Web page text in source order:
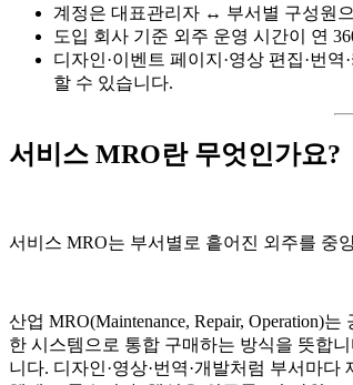
계정은 대표관리자 ↔ 부서별 구성원
도입 회사 기준 외주 운영 시간이 연
디자인·이벤트 페이지·영상 편집·번
할 수 있습니다.
서비스 MRO란 무엇인가요?
서비스 MRO는 부서별로 흩어진 외주를 중
산업 MRO(Maintenance, Repair, Operation)
한 시스템으로 통합 구매하는 방식을 뜻합
니다. 디자인·영상·번역·개발처럼 부서마